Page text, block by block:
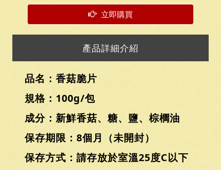
立即購買
產品詳細介紹
品名：香菇脆片
規格：100g/包
成分：新鮮香菇、糖、鹽、棕櫚油
保存期限：8個月（未開封）
保存方式：請存放於室溫25度C以下